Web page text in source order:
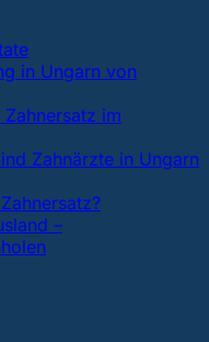
in Ungarn von
im
Zahnärzte in Ungarn
–